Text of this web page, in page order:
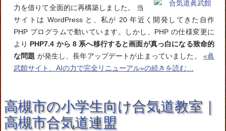
力を借りて全面的に再構築しました。 当
サイトは WordPress と、私が 20 年近く開発してきた自作
PHP プログラムで動いています。しかし、PHP の仕様変更に
より PHP7.4 から 8 系へ移行すると画面が真っ白になる致命的
な問題 が発生し、長年アップデートが止まっていました。 «眞
武館サイト、AIの力で完全リニューアル»の続きを読む…
高槻市の小学生向け合気道教室｜
高槻市合気道連盟